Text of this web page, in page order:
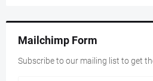
Mailchimp Form
Subscribe to our mailing list to get